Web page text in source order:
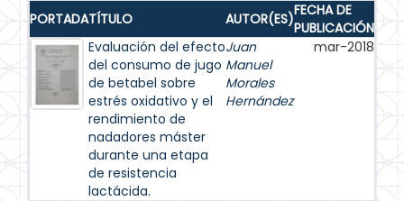
PORTADATÍTULO AUTOR(ES)FECHA DE
PUBLICACIÓN
Evaluación del efecto
del consumo de jugo
de betabel sobre
estrés oxidativo y el
rendimiento de
nadadores máster
durante una etapa
de resistencia
lactácida.
Juan
Manuel
Morales
Hernández
mar-2018